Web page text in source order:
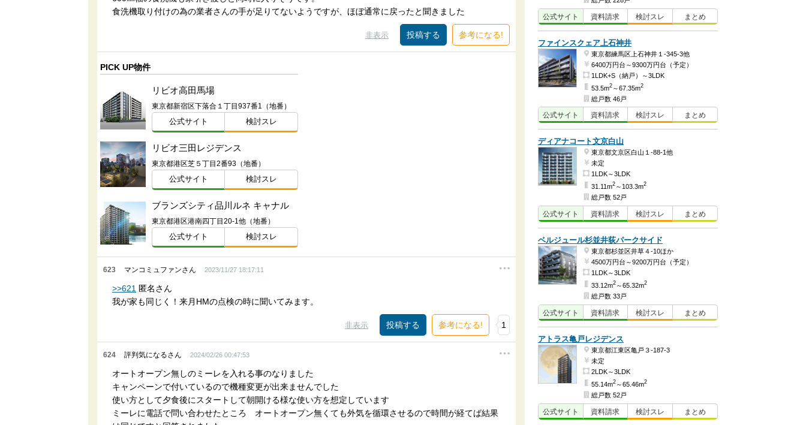
食洗機取り付けの為の業者さんの手が足りてないようですが、ほぼ通常に戻ったと聞きました
非表示 参考になる!
PICK UP物件
リビオ高田馬場
東京都新宿区下落合１丁目937番1（地番）
公式サイト 検討スレ
リビオ三田レジデンス
東京都港区芝５丁目2番93（地番）
公式サイト 検討スレ
ブランズシティ品川ルネ キャナル
東京都港区港南四丁目20-1他（地番）
公式サイト 検討スレ
623 マンコミュファンさん 2023/11/27 18:17:11
>>621 匿名さん
我が家も同じく！来月HMの点検の時に聞いてみます。
非表示 参考になる! 1
624 評判気になるさん 2024/02/26 00:47:53
オートオープン無しのミーレを入れる事のなりました
キャンペーンで付いているので機種変更が出来ませんでした
使い方として夕食後にスタートして朝開ける様な使い方を想定しています
ミーレに電話で問い合わせたところ オートオープン無くても外気を循環させるので時間が経てば結果
公式サイト 資料請求 検討スレ まとめ
ファインスクェア上石神井
東京都練馬区上石神井１-345-3他
6400万円台～9300万円台（予定）
1LDK+S（納戸）～3LDK
53.5m2 ～67.35m2
総戸数 46戸
公式サイト 資料請求 検討スレ まとめ
ディアナコート文京白山
東京都文京区白山１-88-1他
未定
1LDK～3LDK
31.11m2 ～103.3m2
総戸数 52戸
公式サイト 資料請求 検討スレ まとめ
ベルジュール杉並井荻パークサイド
東京都杉並区井草４-10ほか
4500万円台～9200万円台（予定）
1LDK～3LDK
33.12m2 ～65.32m2
総戸数 33戸
公式サイト 資料請求 検討スレ まとめ
アトラス亀戸レジデンス
東京都江東区亀戸３-187-3
未定
2LDK～3LDK
55.14m2 ～65.46m2
総戸数 52戸
公式サイト 資料請求 検討スレ まとめ